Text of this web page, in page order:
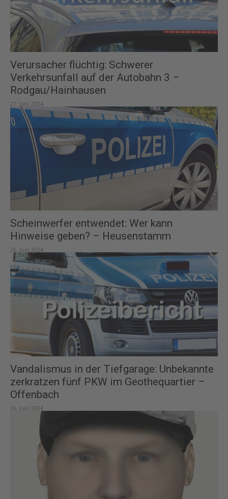
Verursacher flüchtig: Schwerer
Verkehrsunfall auf der Autobahn 3 –
Rodgau/Hainhausen
27. Juni 2024
Scheinwerfer entwendet: Wer kann
Hinweise geben? – Heusenstamm
26. Juni 2024
Vandalismus in der Tiefgarage: Unbekannte
zerkratzen fünf PKW im Geothequartier –
Offenbach
26. Juni 2024